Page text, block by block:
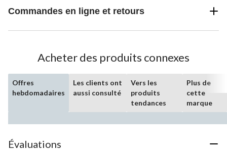
Commandes en ligne et retours
Acheter des produits connexes
Offres
hebdomadaires
Les clients ont
aussi consulté
Vers les
produits
tendances
Plus de
cette
marque
Évaluations